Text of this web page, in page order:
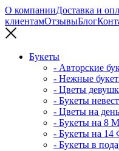
О компанииДоставка и
клиентамОтзывыБлог
Букеты
- Авторские
- Нежные
- Цветы
- Букеты
- Цветы на
- Букеты на 8
- Букеты на 14
- Букеты в